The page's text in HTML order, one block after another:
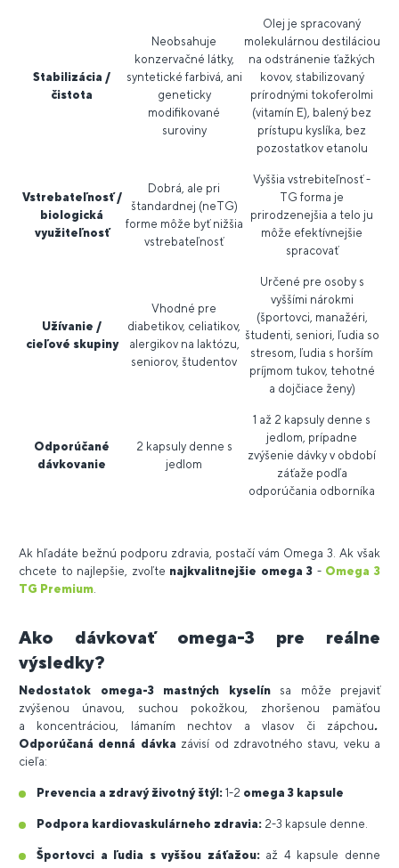
Stabilizácia /
čistota
Neobsahuje
konzervačné látky,
syntetické farbivá, ani
geneticky
modifikované
suroviny
Olej je spracovaný
molekulárnou destiláciou
na odstránenie ťažkých
kovov, stabilizovaný
prírodnými tokoferolmi
(vitamín E), balený bez
prístupu kyslíka, bez
pozostatkov etanolu
Vstrebateľnosť /
biologická
využiteľnosť
Dobrá, ale pri
štandardnej (neTG)
forme môže byť nižšia
vstrebateľnosť
Vyššia vstrebiteľnosť -
TG forma je
prirodzenejšia a telo ju
môže efektívnejšie
spracovať
Užívanie /
cieľové skupiny
Vhodné pre
diabetikov, celiatikov,
alergikov na laktózu,
seniorov, študentov
Určené pre osoby s
vyššími nárokmi
(športovci, manažéri,
študenti, seniori, ľudia so
stresom, ľudia s horším
príjmom tukov, tehotné
a dojčiace ženy)
Odporúčané
dávkovanie
2 kapsuly denne s
jedlom
1 až 2 kapsuly denne s
jedlom, prípadne
zvýšenie dávky v období
záťaže podľa
odporúčania odborníka
Ak hľadáte bežnú podporu zdravia, postačí vám Omega 3. Ak však
chcete to najlepšie, zvoľte najkvalitnejšie omega 3 - Omega 3
TG Premium
Ako dávkovať omega-3 pre reálne
výsledky?
Nedostatok omega-3 mastných kyselínsa môže prejaviť
zvýšenou únavou, suchou pokožkou, zhoršenou pamäťou
a koncentráciou, lámaním nechtov a vlasov či zápchou.
Odporúčaná denná dávka závisí od zdravotného stavu, veku a
cieľa:
Prevencia a zdravý životný štýl: 1-2 omega 3 kapsule
Podpora kardiovaskulárneho zdravia: 2-3 kapsule denne.
Športovci a ľudia s vyššou záťažou:až 4 kapsule denne